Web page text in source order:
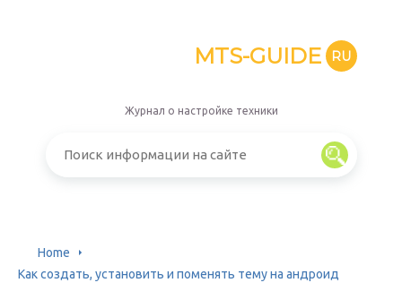
MTS-GUIDE RU
Журнал о настройке техники
Home
Как создать, установить и поменять тему на андроид